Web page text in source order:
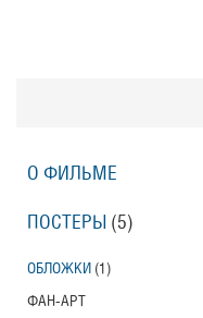
О ФИЛЬМЕ
ПОСТЕРЫ (5)
ОБЛОЖКИ (1)
ФАН-АРТ